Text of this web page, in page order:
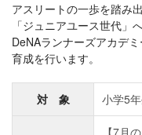
アスリートの一歩を踏み
「ジュニアユース世代」
DeNAランナーズアカデ
育成を行います。
対 象 小学5